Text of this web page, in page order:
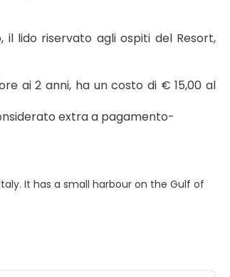
il lido riservato agli ospiti del Resort,
ai 2 anni, ha un costo di € 15,00 al
extra a pagamento-
It has a small harbour on the Gulf of